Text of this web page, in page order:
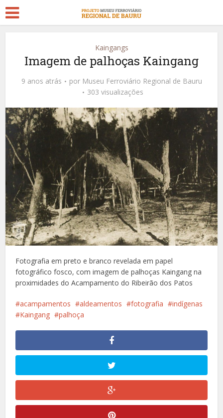
Kaingangs
Imagem de palhoças Kaingang
9 anos atrás por Museu Ferroviário Regional de Bauru
303 visualizações
Fotografia em preto e branco revelada em papel
fotográfico fosco, com imagem de palhoças Kaingang na
proximidades do Acampamento do Ribeirão dos Patos
acampamentos aldeamentos fotografia
indígenas
Kaingang
palhoça